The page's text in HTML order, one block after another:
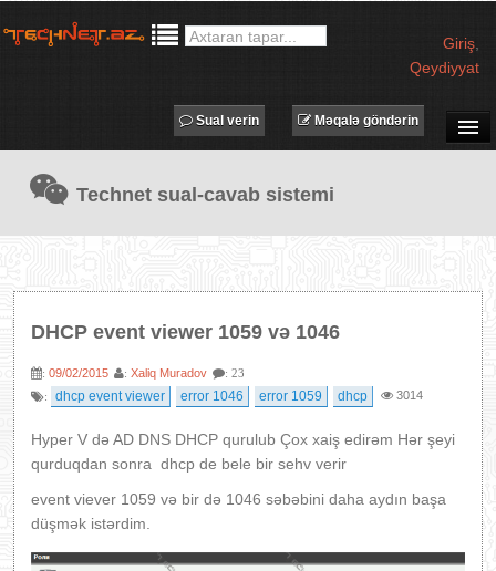
Giriş
Qeydiyyat
TECHNET TV
MƏQALƏLƏR
PROQRAMLAR
XƏBƏRLƏR
Məqalə göndərin
Sual verin
Technet sual-cavab sistemi
DHCP event viewer 1059 və 1046
: 09/02/2015 : Xaliq Muradov
: 23
:
dhcp event viewer error 1046 error 1059 dhcp 3014
Hyper V də AD DNS DHCP qurulub Çox xaiş edirəm Hər şeyi
qurduqdan sonra dhcp de bele bir sehv verir
event viever 1059 və bir də 1046 səbəbini daha aydın başa
düşmək istərdim.